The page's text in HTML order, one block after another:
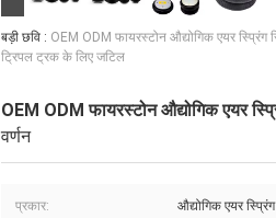
बड़ी छवि : OEM ODM फायरस्टोन औद्योगिक एयर स्प्रिंग
ट्रिपल ट्रक के लिए जटिल
OEM ODM फायरस्टोन औद्योगिक एयर
वर्णन
प्रकार: औद्योगिक एयर स्प्रिंग